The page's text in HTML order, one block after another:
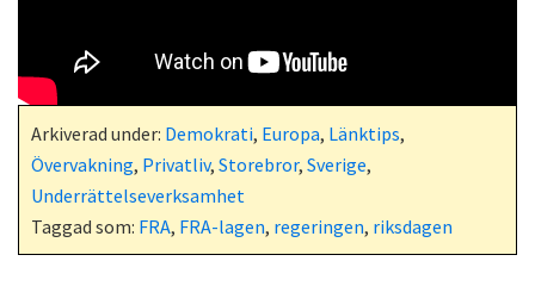
Arkiverad under: Demokrati, Europa, Länktips,
Övervakning, Privatliv, Storebror, Sverige,
Underrättelseverksamhet
Taggad som: FRA, FRA-lagen, regeringen, riksdagen